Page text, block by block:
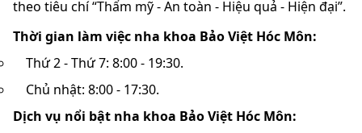
theo tiêu chí “Thẩm mỹ - An toàn - Hiệu quả - Hiện đại”.
Thời gian làm việc nha khoa Bảo Việt Hóc Môn:
Thứ 2 - Thứ 7: 8:00 - 19:30.
Chủ nhật: 8:00 - 17:30.
Dịch vụ nổi bật nha khoa Bảo Việt Hóc Môn: